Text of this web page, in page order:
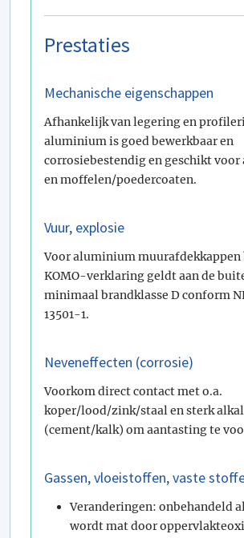
Prestaties
Mechanische eigenschappen
Afhankelijk van legering en
aluminium is goed bewerkbaar en
corrosiebestendig en geschikt voor
en moffelen/poedercoaten.
Vuur, explosie
Voor aluminium muurafdekkappen
KOMO-verklaring geldt aan de
minimaal brandklasse D conform
13501-1.
Neveneffecten (corrosie)
Voorkom direct contact met o.a.
koper/lood/zink/staal en sterk
(cement/kalk) om aantasting te
Gassen, vloeistoffen, vaste
Veranderingen: onbehandeld
wordt mat door